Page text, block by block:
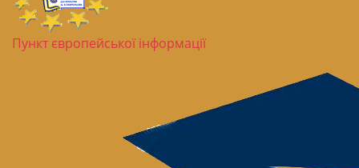
Пункт європейської інформації